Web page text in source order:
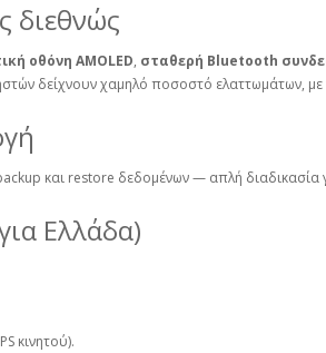
διεθνώς
οθόνη AMOLED, σταθερή Bluetooth
δείχνουν χαμηλό ποσοστό ελαττωμάτων,
και restore δεδομένων — απλή
Ελλάδα)
κινητού).